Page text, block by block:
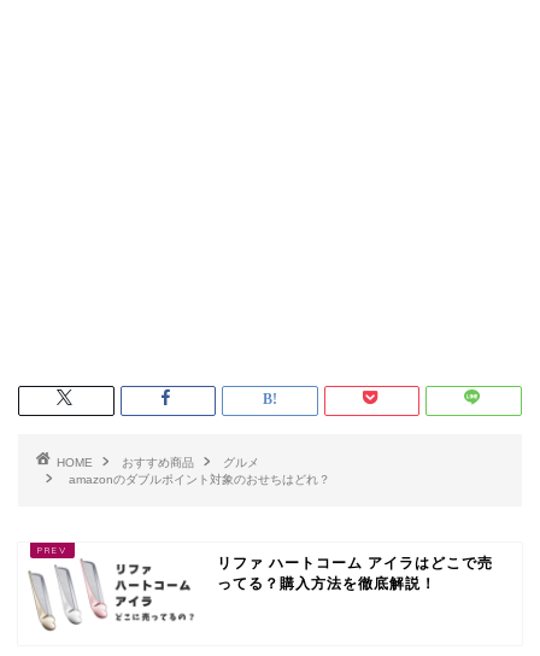
HOME おすすめ商品
グルメ
amazonのダブルポイント対象のおせちはどれ？
リファ ハートコーム アイラはどこで売
ってる？購入方法を徹底解説！